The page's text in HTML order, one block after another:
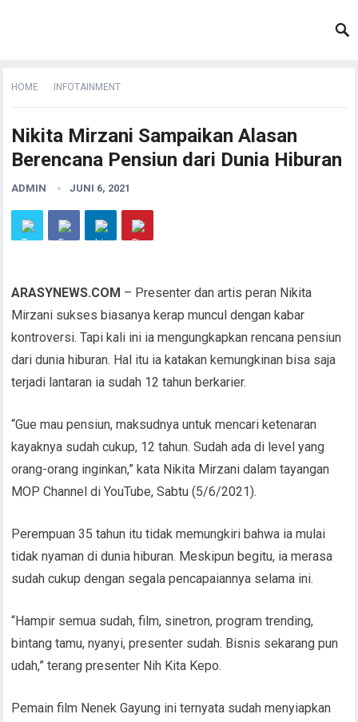
HOME INFOTAINMENT
Nikita Mirzani Sampaikan Alasan
Berencana Pensiun dari Dunia Hiburan
ADMIN JUNI 6, 2021
ARASYNEWS.COM – Presenter dan artis peran Nikita
Mirzani sukses biasanya kerap muncul dengan kabar
kontroversi. Tapi kali ini ia mengungkapkan rencana pensiun
dari dunia hiburan. Hal itu ia katakan kemungkinan bisa saja
terjadi lantaran ia sudah 12 tahun berkarier.
“Gue mau pensiun, maksudnya untuk mencari ketenaran
kayaknya sudah cukup, 12 tahun. Sudah ada di level yang
orang-orang inginkan,” kata Nikita Mirzani dalam tayangan
MOP Channel di YouTube, Sabtu (5/6/2021).
Perempuan 35 tahun itu tidak memungkiri bahwa ia mulai
tidak nyaman di dunia hiburan. Meskipun begitu, ia merasa
sudah cukup dengan segala pencapaiannya selama ini.
“Hampir semua sudah, film, sinetron, program trending,
bintang tamu, nyanyi, presenter sudah. Bisnis sekarang pun
udah,” terang presenter Nih Kita Kepo.
Pemain film Nenek Gayung ini ternyata sudah menyiapkan